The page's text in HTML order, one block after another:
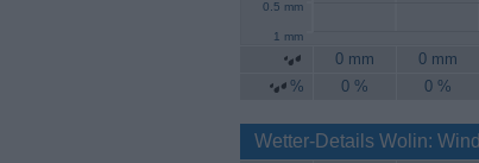
0.5 mm
1 mm
0 mm 0 mm
%
0 % 0 %
Wetter-Details Wolin: Wind